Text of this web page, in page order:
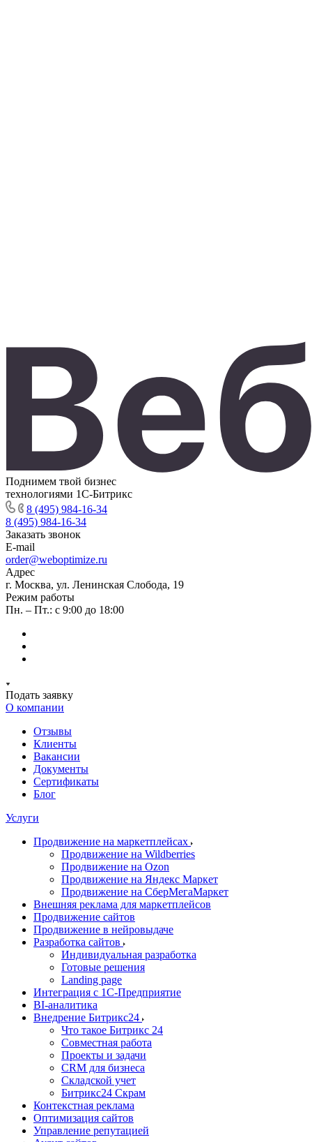
Поднимем твой бизнес
технологиями 1С-Битрикс
8 (495) 984-16-34
8 (495) 984-16-34
Заказать звонок
E-mail
order@weboptimize.ru
Адрес
г. Москва, ул. Ленинская Слобода, 19
Режим работы
Пн. – Пт.: с 9:00 до 18:00
Подать заявку
О компании
Отзывы
Клиенты
Вакансии
Документы
Сертификаты
Блог
Услуги
Продвижение на маркетплейсах
Продвижение на Wildberries
Продвижение на Ozon
Продвижение на Яндекс Маркет
Продвижение на СберМегаМаркет
Внешняя реклама для маркетплейсов
Продвижение сайтов
Продвижение в нейровыдаче
Разработка сайтов
Индивидуальная разработка
Готовые решения
Landing page
Интеграция с 1С-Предприятие
BI-аналитика
Внедрение Битрикс24
Что такое Битрикс 24
Совместная работа
Проекты и задачи
СRМ для бизнеса
Складской учет
Битрикс24 Скрам
Контекстная реклама
Оптимизация сайтов
Управление репутацией